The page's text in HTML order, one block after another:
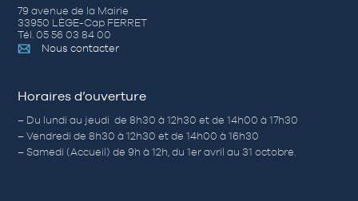
79 avenue de la Mairie
33950 LÈGE-Cap FERRET
Tél. 05 56 03 84 00
Nous contacter
Horaires d’ouverture
– Du lundi au jeudi de 8h30 à 12h30 et de 14h00 à 17h30
– Vendredi de 8h30 à 12h30 et de 14h00 à 16h30
– Samedi (Accueil) de 9h à 12h, du 1er avril au 31 octobre.